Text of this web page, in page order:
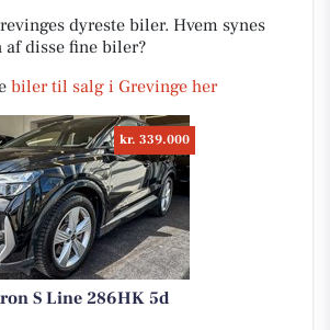
dyreste biler. Hvem synes
af disse fine biler?
biler til salg i Grevinge her
kr. 339.000
S Line 286HK 5d